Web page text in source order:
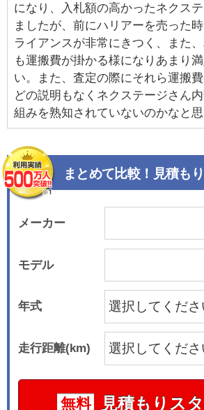
になり、入札額の高かったネクス
ましたが、前にハリアーを売った
ライアンスが非常にきつく、また
も運搬費が掛かる様になりあまり
い。また、査定の際にそれら運搬
どの説明もなくネクステージさん
組みを熟知されていないのかなと思
まとめて比較！見積も
メーカー
モデル
年式
走行距離(km)
無料 見積もりス